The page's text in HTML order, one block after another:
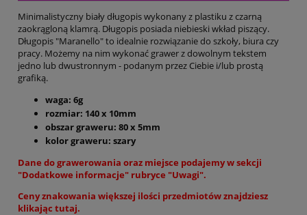
Minimalistyczny biały długopis wykonany z plastiku z czarną
zaokrągloną klamrą. Długopis posiada niebieski wkład piszący.
Długopis "Maranello" to idealnie rozwiązanie do szkoły, biura czy
pracy. Możemy na nim wykonać grawer z dowolnym tekstem
jedno lub dwustronnym - podanym przez Ciebie i/lub prostą
grafiką.
waga: 6g
rozmiar: 140 x 10mm
obszar graweru: 80 x 5mm
kolor graweru: szary
Dane do grawerowania oraz miejsce podajemy w sekcji
"Dodatkowe informacje" rubryce "Uwagi".
Ceny znakowania większej ilości przedmiotów znajdziesz
klikając tutaj.